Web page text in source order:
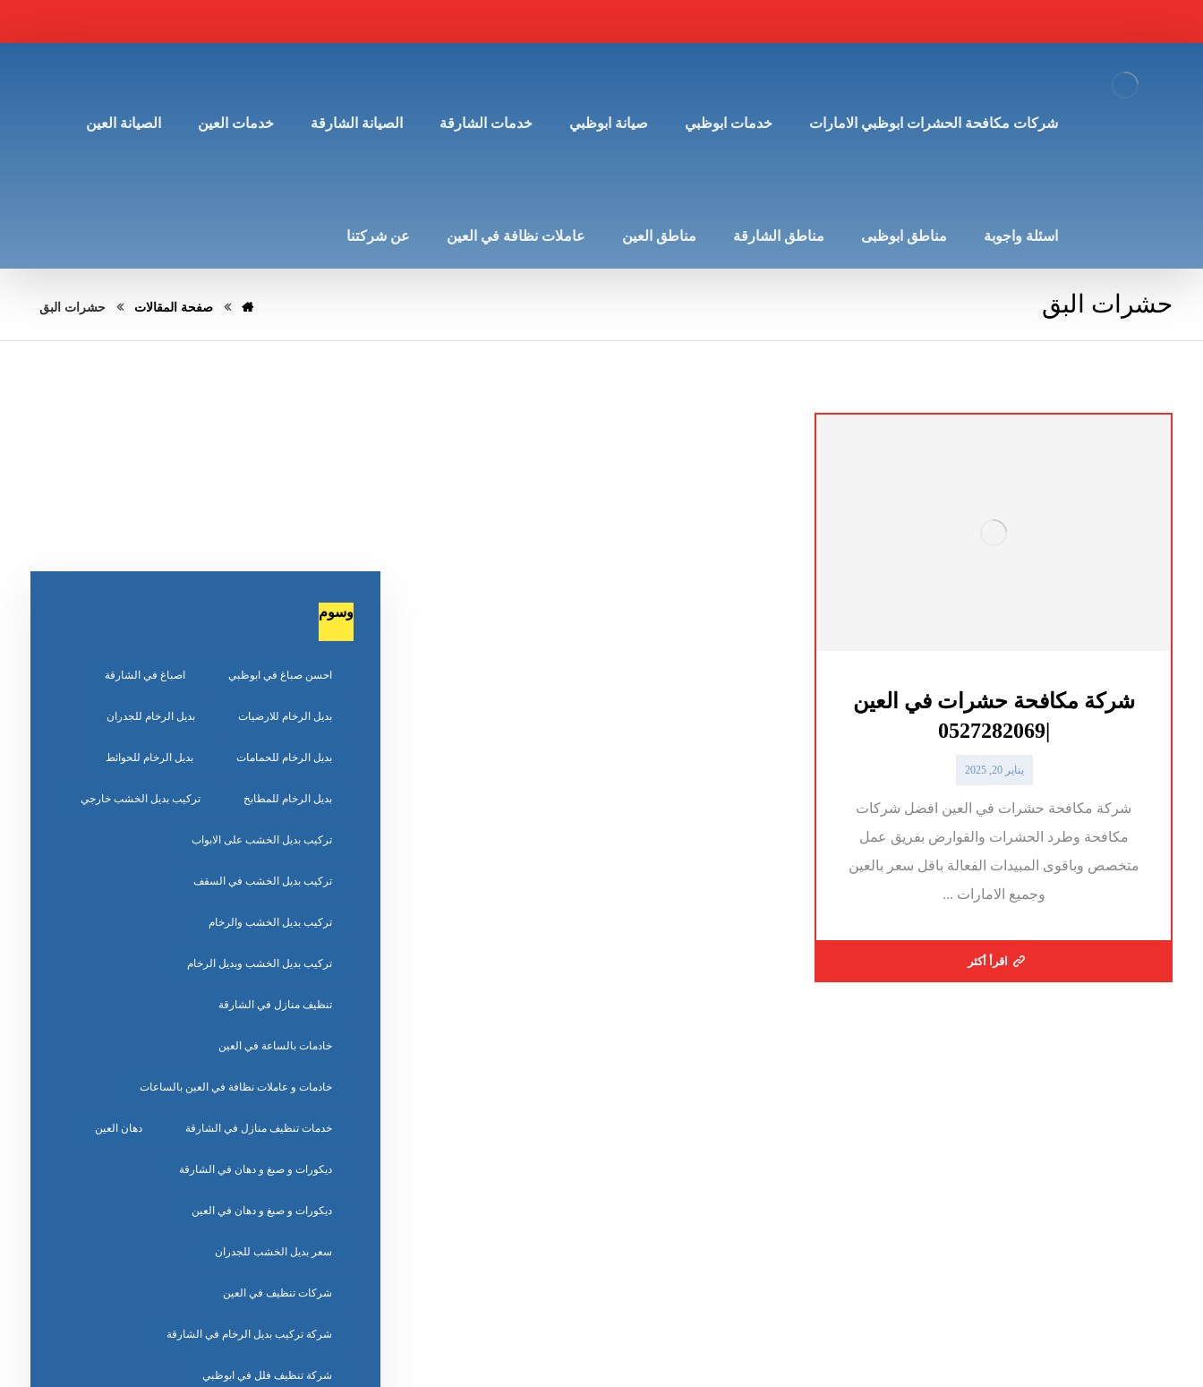
شركات مكافحة الحشرات ابوظبي الامارات خدمات ابوظبي صيانة ابوظبي خدمات الشارقة الصيانة الشارقة خدمات العين الصيانة العين
اسئلة واجوبة مناطق ابوظبى مناطق الشارقة مناطق العين عاملات نظافة في العين عن شركتنا
حشرات البق صفحة المقالات حشرات البق
شركة مكافحة حشرات في العين
|0527282069
يناير 20, 2025
شركة مكافحة حشرات في العين افضل شركات
مكافحة وطرد الحشرات والقوارض بفريق عمل
متخصص وباقوى المبيدات الفعالة باقل سعر بالعين
وجميع الامارات ...
اقرأ أكثر
وسوم
احسن صباغ في ابوظبي اصباغ في الشارقة
بديل الرخام للارضيات بديل الرخام للجدران
بديل الرخام للحمامات بديل الرخام للحوائط
بديل الرخام للمطابخ تركيب بديل الخشب خارجي
تركيب بديل الخشب على الابواب
تركيب بديل الخشب في السقف
تركيب بديل الخشب والرخام
تركيب بديل الخشب وبديل الرخام
تنظيف منازل في الشارقة
خادمات بالساعة في العين
خادمات و عاملات نظافة في العين بالساعات
خدمات تنظيف منازل في الشارقة دهان العين
ديكورات و صبغ و دهان في الشارقة
ديكورات و صبغ و دهان في العين
سعر بديل الخشب للجدران
شركات تنظيف في العين
شركة تركيب بديل الرخام في الشارقة
شركة تنظيف فلل في ابوظبي